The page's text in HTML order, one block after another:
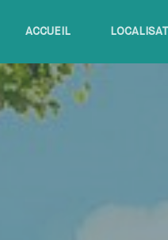
ACCUEIL